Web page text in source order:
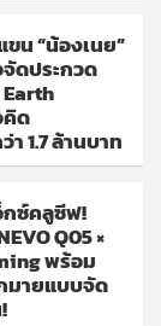
น “น้องเนย”
ดประกวด
คิด
า 1.7 ล้านบาท
กซ์คลูซีฟ!
Q05 ×
พร้อม
มายแบบจัด